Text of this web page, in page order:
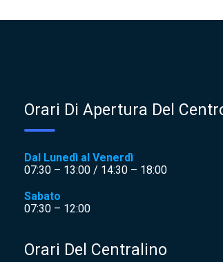
Orari Di Apertura Del
Dal Lunedì al Venerdì
07:30 – 13:00 / 14:30 – 18:00
Sabato
07:30 – 12:00
Orari Del Centralino